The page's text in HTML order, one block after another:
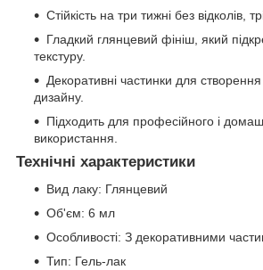
Стійкість на три тижні без відколів,
Гладкий глянцевий фініш, який
текстуру.
Декоративні частинки для створення
дизайну.
Підходить для професійного і
використання.
Технічні характеристики
Вид лаку: Глянцевий
Об'єм: 6 мл
Особливості: З декоративними
Тип: Гель-лак